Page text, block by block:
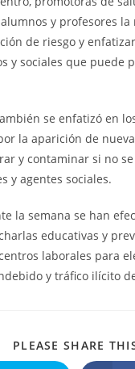
y profesores la
de riesgo y
y sociales que puede
se enfatizó en
la aparición de
y contaminar si no
y agentes sociales.
la semana se han
educativas y
laborales para
y tráfico ilícito
PLEASE SHARE